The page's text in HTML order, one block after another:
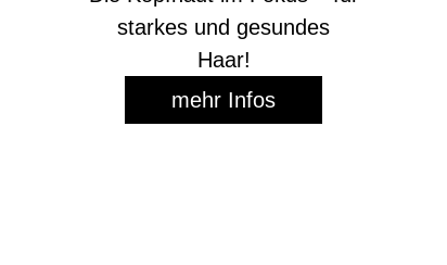
starkes und gesundes
Haar!
mehr Infos